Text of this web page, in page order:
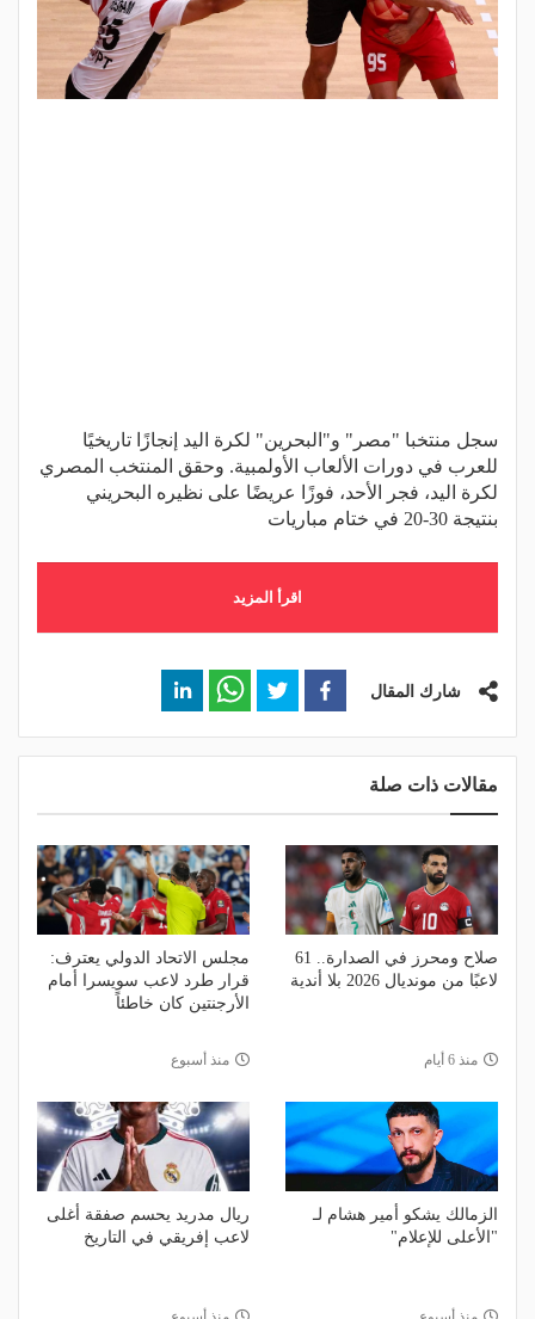
سجل منتخبا "مصر" و"البحرين" لكرة اليد إنجازًا تاريخيًا
للعرب في دورات الألعاب الأولمبية. وحقق المنتخب المصري
لكرة اليد، فجر الأحد، فوزًا عريضًا على نظيره البحريني
بنتيجة 30-20 في ختام مباريات
اقرأ المزيد
شارك المقال
مقالات ذات صلة
صلاح ومحرز في الصدارة.. 61
لاعبًا من مونديال 2026 بلا أندية
منذ 6 أيام
مجلس الاتحاد الدولي يعترف:
قرار طرد لاعب سويسرا أمام
الأرجنتين كان خاطئاً
منذ أسبوع
الزمالك يشكو أمير هشام لـ
"الأعلى للإعلام"
ريال مدريد يحسم صفقة أغلى
لاعب إفريقي في التاريخ